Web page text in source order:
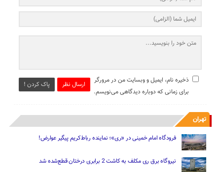
ارسال نظر پاک کردن !
ذخیره نام، ایمیل و وبسایت من در مرورگر
برای زمانی که دوباره دیدگاهی می‌نویسم.
تهران
فرودگاه امام خمینی در «ری»؛ نماینده رباط‌کریم پیگیر عوارض!
نیروگاه برق ری مکلف به کاشت 2 برابری درختان قطع‌شده شد